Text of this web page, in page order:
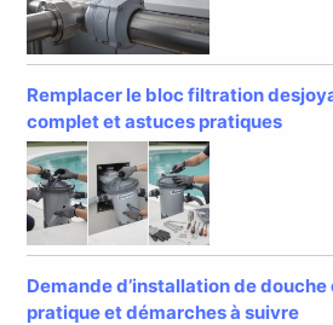
Remplacer le bloc filtration
complet et astuces pratiques
Demande d’installation de douche
pratique et démarches à suivre